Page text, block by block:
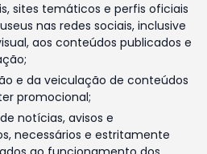
sites temáticos e perfis oficiais
nas redes sociais, inclusive
aos conteúdos publicados e
e da veiculação de conteúdos
promocional;
notícias, avisos e
necessários e estritamente